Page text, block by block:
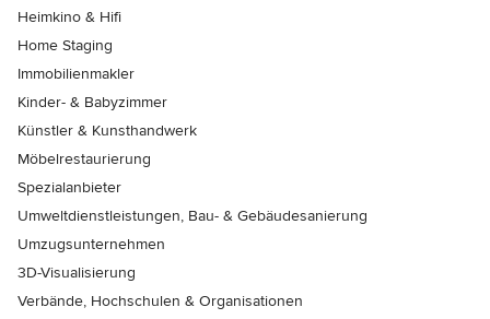
Heimkino & Hifi
Home Staging
Immobilienmakler
Kinder- & Babyzimmer
Künstler & Kunsthandwerk
Möbelrestaurierung
Spezialanbieter
Umweltdienstleistungen, Bau- & Gebäudesanierung
Umzugsunternehmen
3D-Visualisierung
Verbände, Hochschulen & Organisationen